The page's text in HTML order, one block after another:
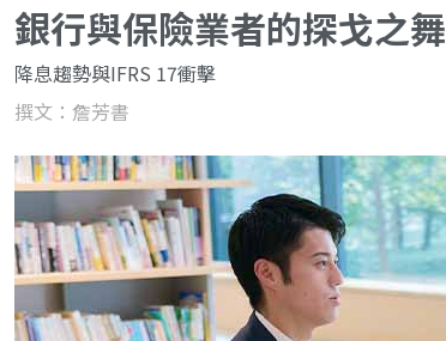
銀行與保險業者的探戈之舞
降息趨勢與IFRS 17衝擊
撰文：詹芳書